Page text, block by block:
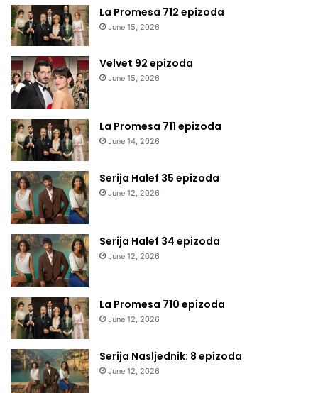
La Promesa 712 epizoda
June 15, 2026
Velvet 92 epizoda
June 15, 2026
La Promesa 711 epizoda
June 14, 2026
Serija Halef 35 epizoda
June 12, 2026
Serija Halef 34 epizoda
June 12, 2026
La Promesa 710 epizoda
June 12, 2026
Serija Nasljednik: 8 epizoda
June 12, 2026